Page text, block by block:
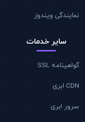
نمایندگی ویندوز
سایر خدمات
گواهینامه SSL
CDN ابری
سرور ابری